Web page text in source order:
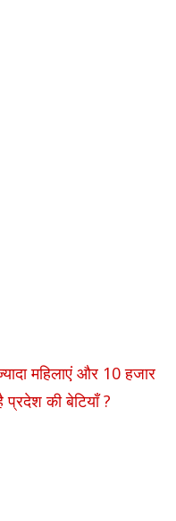
महिलाएं और 10 हजार
प्रदेश की बेटियाँ ?